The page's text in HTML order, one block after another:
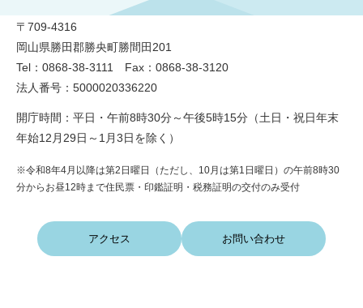
〒709-4316
岡山県勝田郡勝央町勝間田201
Tel：0868-38-3111 Fax：0868-38-3120
法人番号：5000020336220
開庁時間：平日・午前8時30分～午後5時15分（土日・祝日年末
年始12月29日～1月3日を除く）
※令和8年4月以降は第2日曜日（ただし、10月は第1日曜日）の午前8時30
分からお昼12時まで住民票・印鑑証明・税務証明の交付のみ受付
アクセス お問い合わせ